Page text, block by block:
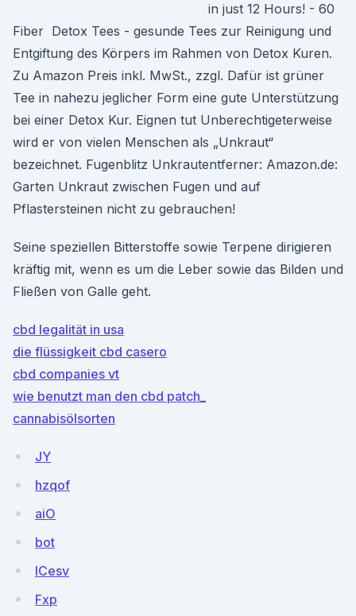
in just 12 Hours! - 60
Fiber Detox Tees - gesunde Tees zur Reinigung und
Entgiftung des Körpers im Rahmen von Detox Kuren.
Zu Amazon Preis inkl. MwSt., zzgl. Dafür ist grüner
Tee in nahezu jeglicher Form eine gute Unterstützung
bei einer Detox Kur. Eignen tut Unberechtigeterweise
wird er von vielen Menschen als „Unkraut“
bezeichnet. Fugenblitz Unkrautentferner: Amazon.de:
Garten Unkraut zwischen Fugen und auf
Pflastersteinen nicht zu gebrauchen!
Seine speziellen Bitterstoffe sowie Terpene dirigieren
kräftig mit, wenn es um die Leber sowie das Bilden und
Fließen von Galle geht.
cbd legalität in usa
die flüssigkeit cbd casero
cbd companies vt
wie benutzt man den cbd patch_
cannabisölsorten
JY
hzqof
aiO
bot
ICesv
Fxp